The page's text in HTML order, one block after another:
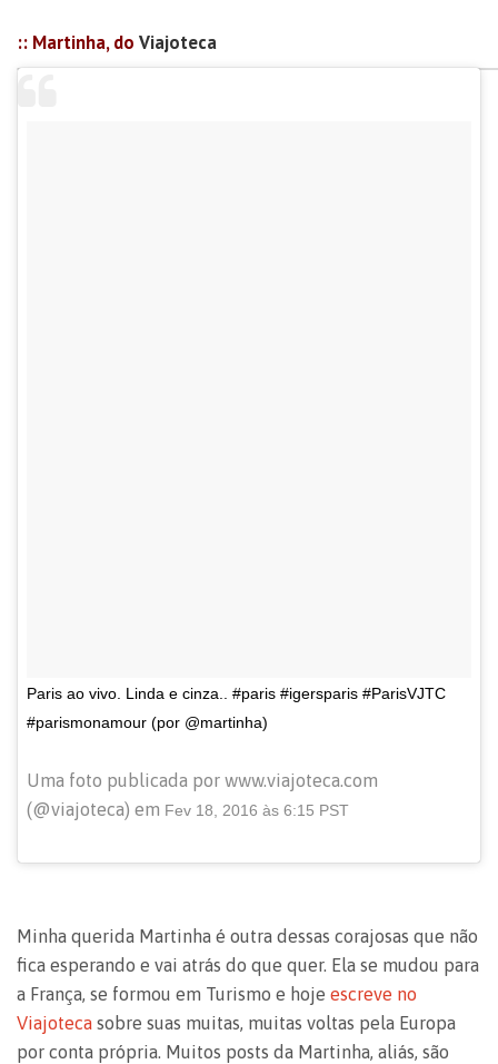
:: Martinha, do Viajoteca
Paris ao vivo. Linda e cinza.. #paris #igersparis #ParisVJTC
#parismonamour (por @martinha)
Uma foto publicada por www.viajoteca.com
(@viajoteca) em Fev 18, 2016 às 6:15 PST
Minha querida Martinha é outra dessas corajosas que não
fica esperando e vai atrás do que quer. Ela se mudou para
a França, se formou em Turismo e hoje escreve no
Viajoteca sobre suas muitas, muitas voltas pela Europa
por conta própria. Muitos posts da Martinha, aliás, são